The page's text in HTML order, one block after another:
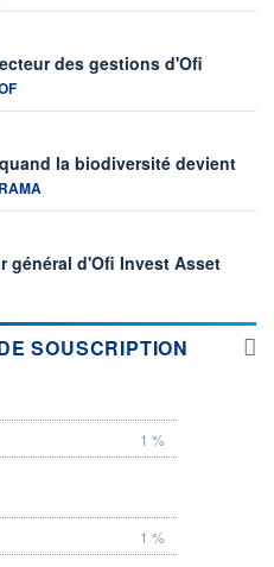
des gestions d'Ofi
fournie par
la biodiversité devient
par
général d'Ofi Invest Asset
SOUSCRIPTION
1 %
1 %